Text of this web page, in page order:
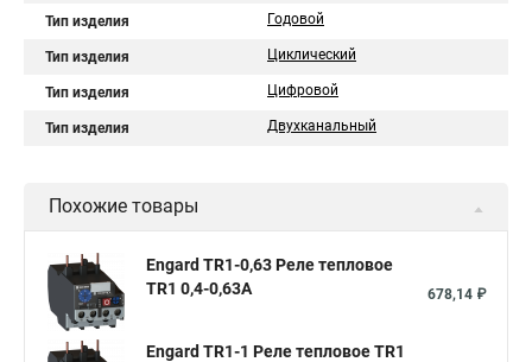
Тип изделия Годовой
Тип изделия Циклический
Тип изделия Цифровой
Тип изделия Двухканальный
Похожие товары
Engard TR1-0,63 Реле тепловое
TR1 0,4-0,63A
678,14 ₽
Engard TR1-1 Реле тепловое TR1